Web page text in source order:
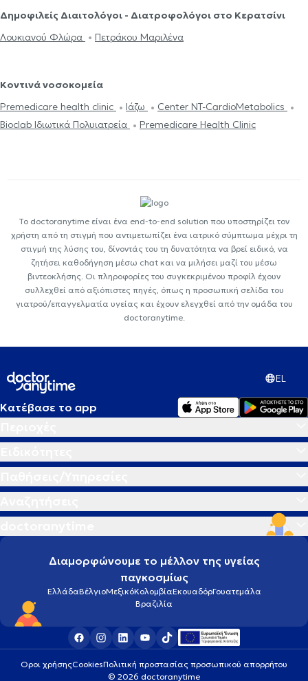
Δημοφιλείς Διαιτολόγοι - Διατροφολόγοι στο Κερατσίνι
Λουκιανού Φλώρα
Πετράκου Μαριλένα
Κοντινά νοσοκομεία
Premedicare health clinic
Ιάζω
Center NT-CardioMetabolics
Bioclab Ιδιωτικά Πολυιατρεία
Premedicare Health Clinic
Το doctoranytime είναι ένα end-to-end solution που υποστηρίζει τον
χρήστη από τη στιγμή που αντιμετωπίζει ένα ιατρικό σύμπτωμα μέχρι τη
στιγμή της λύσης του, δίνοντάς του τη δυνατότητα να βρεί ειδικό, να
ζητήσει καθοδήγηση μέσω chat και να μιλήσει μαζί του μέσω
βιντεοκλήσης. Οι πληροφορίες του συγκεκριμένου προφίλ έχουν
συλλεχθεί από αξιόπιστες πηγές, όπως η προσωπική σελίδα του
γιατρού/επαγγελματία υγείας και έχουν ελεγχθεί από την ομάδα του
doctoranytime.
EL
Κατέβασε το app
Διαμορφώνουμε το μέλλον της υγείας
παγκοσμίως
ΕλλάδαΒέλγιοΜεξικόΚολομβίαΕκουαδόρΓουατεμάλα
Βραζιλία
Οροι χρήσηςCookiesΠολιτική προστασίας προσωπικού απορρήτου
© 2026 doctoranytime